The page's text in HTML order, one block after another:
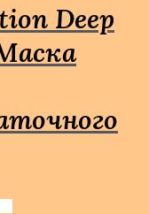
Deep